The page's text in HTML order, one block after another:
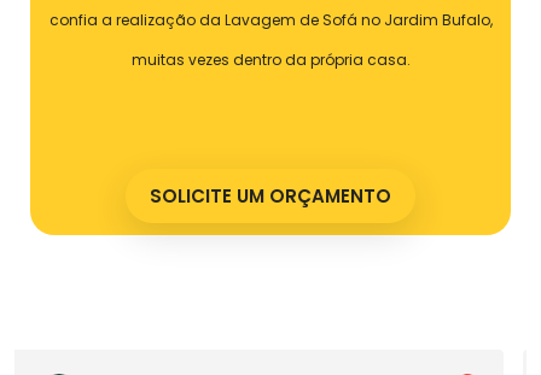
confia a realização da Lavagem de Sofá no Jardim Bufalo,
muitas vezes dentro da própria casa.
SOLICITE UM ORÇAMENTO